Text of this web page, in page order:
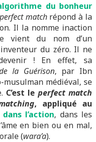
du bonheur
perfect match répond à la
Il la nomme inaction
vient du nom d’un
du zéro. Il ne
! En effet, sa
la Guérison, par Ibn
médiéval, se
C’est le perfect match
, appliqué au
l’action, dans les
en bien ou en mal,
(wara’a).